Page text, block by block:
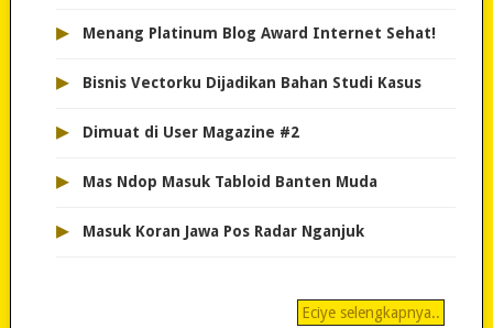
▸ Menang Platinum Blog Award Internet Sehat!
▸ Bisnis Vectorku Dijadikan Bahan Studi Kasus
▸ Dimuat di User Magazine #2
▸ Mas Ndop Masuk Tabloid Banten Muda
▸ Masuk Koran Jawa Pos Radar Nganjuk
Eciye selengkapnya..